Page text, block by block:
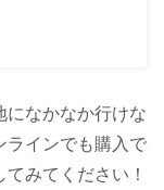
になかなか行けな
ラインでも購入で
みてください！